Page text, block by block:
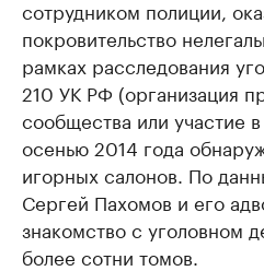
сотрудником полиции,
покровительство
рамках расследования
210 УК РФ (организация
сообщества или участие
осенью 2014 года
игорных салонов. По
Сергей Пахомов и его
знакомство с уголовном
более сотни томов.